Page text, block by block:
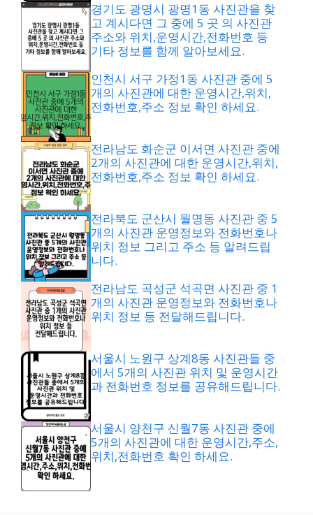
경기도 광명시 광명1동 사진관을 찾
고 계시다면 그 중에 5 곳 의 사진관
주소와 위치,운영시간,전화번호 등
기타 정보를 함께 알아보세요.
인천시 서구 가정1동 사진관 중에 5
개의 사진관에 대한 운영시간,위치,
전화번호,주소 정보 확인 하세요.
전라남도 화순군 이서면 사진관 중에
2개의 사진관에 대한 운영시간,위치,
전화번호,주소 정보 확인 하세요.
전라북도 군산시 월명동 사진관 중 5
개의 사진관 운영정보와 전화번호나
위치 정보 그리고 주소 등 알려드립
니다.
전라남도 곡성군 석곡면 사진관 중 1
개의 사진관 운영정보와 전화번호나
위치 정보 등 전달해드립니다.
서울시 노원구 상계8동 사진관들 중
에서 5개의 사진관 위치 및 운영시간
과 전화번호 정보를 공유해드립니다.
서울시 양천구 신월7동 사진관 중에
5개의 사진관에 대한 운영시간,주소,
위치,전화번호 확인 하세요.